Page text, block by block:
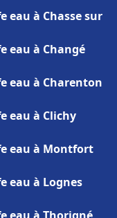
eau à Chasse sur
eau à Changé
eau à Charenton
eau à Clichy
eau à Montfort
eau à Lognes